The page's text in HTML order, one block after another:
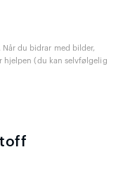
du bidrar med bilder,
hjelpen (du kan selvfølgelig